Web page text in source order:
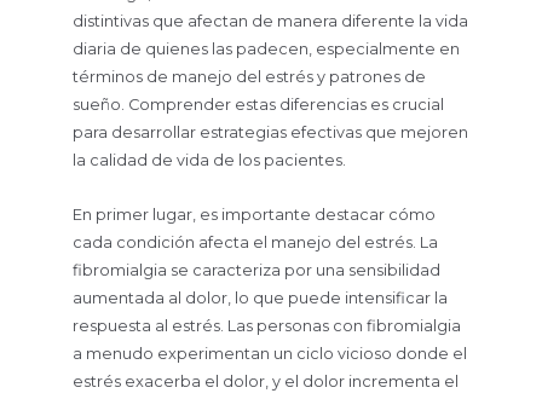
distintivas que afectan de manera diferente la vida
diaria de quienes las padecen, especialmente en
términos de manejo del estrés y patrones de
sueño. Comprender estas diferencias es crucial
para desarrollar estrategias efectivas que mejoren
la calidad de vida de los pacientes.
En primer lugar, es importante destacar cómo
cada condición afecta el manejo del estrés. La
fibromialgia se caracteriza por una sensibilidad
aumentada al dolor, lo que puede intensificar la
respuesta al estrés. Las personas con fibromialgia
a menudo experimentan un ciclo vicioso donde el
estrés exacerba el dolor, y el dolor incrementa el